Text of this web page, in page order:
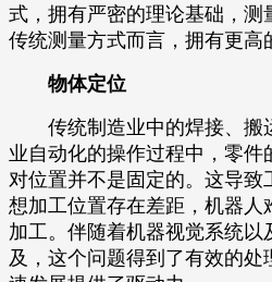
式，拥有严密的理论基础，测
传统测量方式而言，拥有更高
物体定位
传统制造业中的焊接、搬
业自动化的操作过程中，零件
对位置并不是固定的。这导致
想加工位置存在差距，机器人
加工。伴随着机器视觉系统
及，这个问题得到了有效的